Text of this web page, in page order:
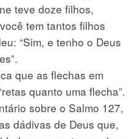
teve doze filhos,
tem tantos filhos
“Sim, e tenho o Deus
que as flechas em
quanto uma flecha”.
sobre o Salmo 127,
dádivas de Deus que,